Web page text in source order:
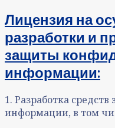
Лицензия на
разработки и
защиты
информации:
1. Разработка
информации, в том